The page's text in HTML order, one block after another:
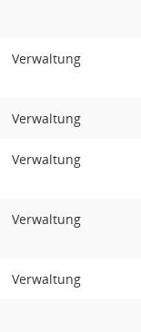
Verwaltung
Verwaltung
Verwaltung
Verwaltung
Verwaltung